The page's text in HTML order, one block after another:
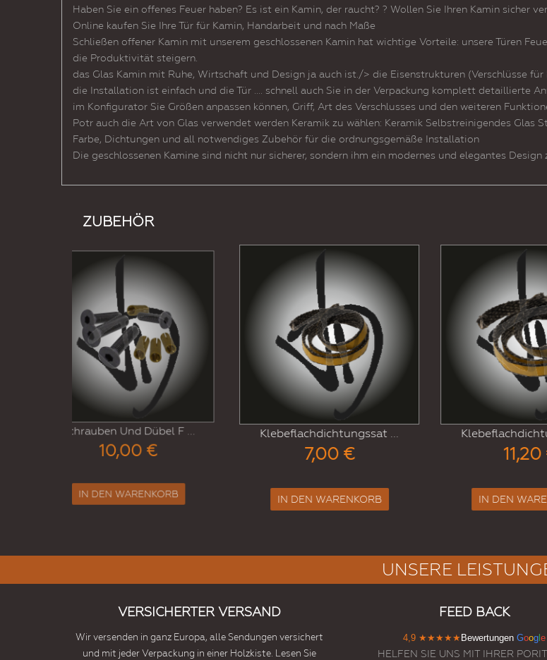
Haben Sie ein offenes Feuer haben? Es ist ein Kamin, der raucht? ? Wollen Sie Ihren Kamin sicher
Online kaufen Sie Ihre Tür für Kamin, Handarbeit und nach Maße
Schließen offener Kamin mit unserem geschlossenen Kamin hat wichtige Vorteile: unsere Türen
die Produktivität steigern.
das Glas Kamin mit Ruhe, Wirtschaft und Design ja auch ist./> die Eisenstrukturen (Verschlüsse für
die Installation ist einfach und die Tür .... schnell auch Sie in der Verpackung komplett detaillierte
im Konfigurator Sie Größen anpassen können, Griff, Art des Verschlusses und den weiteren
Potr auch die Art von Glas verwendet werden Keramik zu wählen: Keramik Selbstreinigendes Glas
Farbe, Dichtungen und all notwendiges Zubehör für die ordnungsgemäße Installation
Die geschlossenen Kamine sind nicht nur sicherer, sondern ihm ein modernes und elegantes
ZUBEHÖR
Klebeflachdichtungssat ...
7,00 €
IN DEN WARENKORB
Klebeflachdichtungssat ...
11,20 €
IN DEN WARENKORB IN
UNSERE
VERSICHERTER VERSAND
Wir versenden in ganz Europa, alle Sendungen versichert
und mit jeder Verpackung in einer Holzkiste. Lesen Sie
FEED BACK
4,9 ★★★★★ Bewertungen Goog e
HELFEN SIE UNS MIT IHRER